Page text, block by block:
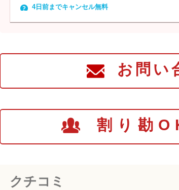
4日前までキャンセル無料
お問い
割り勘
クチコミ